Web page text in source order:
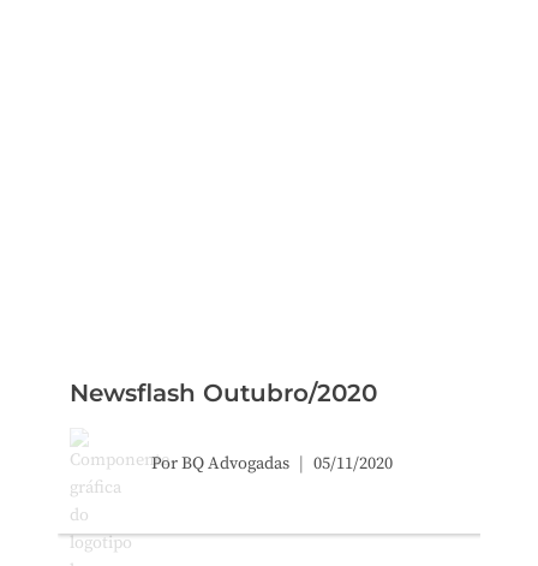
Newsflash Outubro/2020
PorBQ Advogadas 05/11/2020